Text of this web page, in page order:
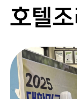
호텔